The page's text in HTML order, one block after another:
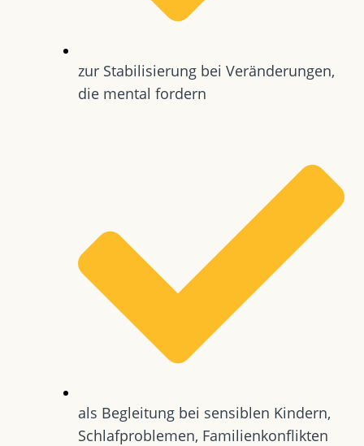
zur Stabilisierung bei Veränderungen,
die mental fordern
als Begleitung bei sensiblen Kindern,
Schlafproblemen, Familienkonflikten